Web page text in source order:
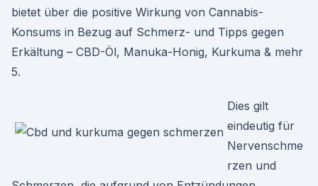
bietet über die positive Wirkung von Cannabis-
Konsums in Bezug auf Schmerz- und Tipps gegen
Erkältung – CBD-Öl, Manuka-Honig, Kurkuma & mehr
5.
Dies gilt
eindeutig für
Nervenschme
rzen und